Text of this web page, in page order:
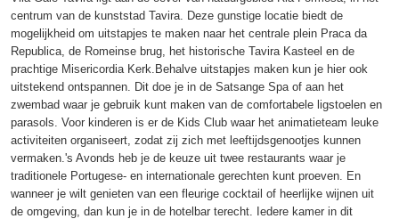
centrum van de kunststad Tavira. Deze gunstige locatie biedt de
mogelijkheid om uitstapjes te maken naar het centrale plein Praca da
Republica, de Romeinse brug, het historische Tavira Kasteel en de
prachtige Misericordia Kerk.Behalve uitstapjes maken kun je hier ook
uitstekend ontspannen. Dit doe je in de Satsange Spa of aan het
zwembad waar je gebruik kunt maken van de comfortabele ligstoelen en
parasols. Voor kinderen is er de Kids Club waar het animatieteam leuke
activiteiten organiseert, zodat zij zich met leeftijdsgenootjes kunnen
vermaken.'s Avonds heb je de keuze uit twee restaurants waar je
traditionele Portugese- en internationale gerechten kunt proeven. En
wanneer je wilt genieten van een fleurige cocktail of heerlijke wijnen uit
de omgeving, dan kun je in de hotelbar terecht. Iedere kamer in dit